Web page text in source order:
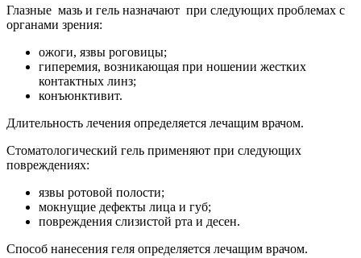
Глазные мазь и гель назначают при следующих проблемах с
органами зрения:
ожоги, язвы роговицы;
гиперемия, возникающая при ношении жестких
контактных линз;
конъюнктивит.
Длительность лечения определяется лечащим врачом.
Стоматологический гель применяют при следующих
повреждениях:
язвы ротовой полости;
мокнущие дефекты лица и губ;
повреждения слизистой рта и десен.
Способ нанесения геля определяется лечащим врачом.